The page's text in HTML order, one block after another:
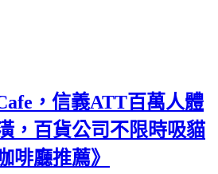
，信義ATT百萬人體
，百貨公司不限時吸貓
啡廳推薦》